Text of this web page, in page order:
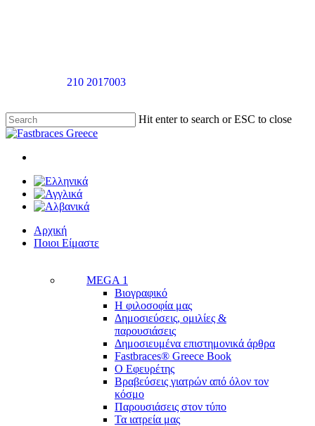
210 2017003
Hit enter to search or ESC to close
Close
Menu
Menu
Αρχική
Ποιοι Είμαστε
MEGA 1
Βιογραφικό
Η φιλοσοφία μας
Δημοσιεύσεις, ομιλίες &
παρουσιάσεις
Δημοσιευμένα επιστημονικά άρθρα
Fastbraces® Greece Book
Ο Εφευρέτης
Bραβεύσεις γιατρών από όλον τον
κόσμο
Παρουσιάσεις στον τύπο
Τα ιατρεία μας